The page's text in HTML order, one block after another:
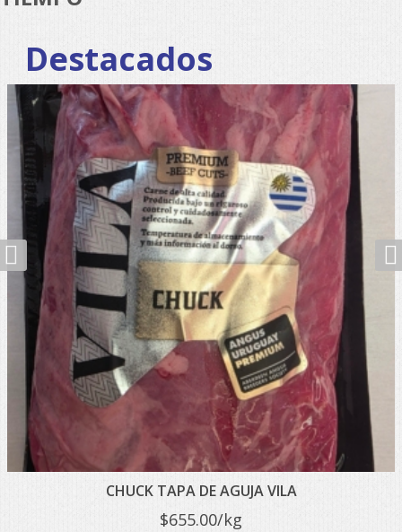
Destacados
CHUCK TAPA DE AGUJA VILA
$655.00/kg